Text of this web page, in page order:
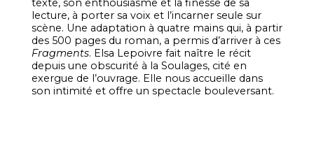
texte, son enthousiasme et la finesse de sa
lecture, à porter sa voix et l’incarner seule sur
scène. Une adaptation à quatre mains qui, à partir
des 500 pages du roman, a permis d’arriver à ces
Fragments. Elsa Lepoivre fait naître le récit
depuis une obscurité à la Soulages, cité en
exergue de l’ouvrage. Elle nous accueille dans
son intimité et offre un spectacle bouleversant.